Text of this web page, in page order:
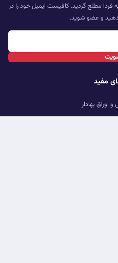
فردا مطلع گردید. کافیست ایمیل خود را در
دهید و عضو شوید.
مفید
اوراق بهادار